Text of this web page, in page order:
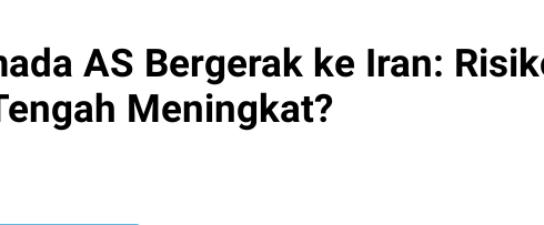
AS Bergerak ke Iran:
Meningkat?